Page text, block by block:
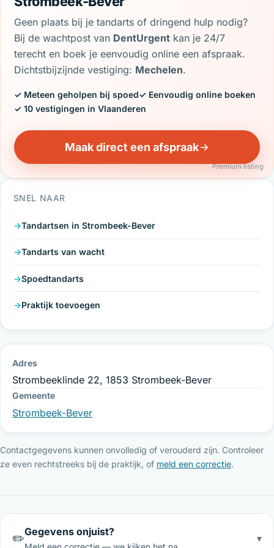
Geen plaats bij je tandarts of dringend hulp nodig?
Bij de wachtpost van DentUrgent kan je 24/7
terecht en boek je eenvoudig online een afspraak.
Dichtstbijzijnde vestiging: Mechelen.
✓ Meteen geholpen bij spoed✓ Eenvoudig online boeken
✓ 10 vestigingen in Vlaanderen
Maak direct een afspraak
Premium listing
SNEL NAAR
Tandartsen in Strombeek-Bever
Tandarts van wacht
Spoedtandarts
Praktijk toevoegen
Adres
Strombeeklinde 22, 1853 Strombeek-Bever
Gemeente
Strombeek-Bever
Contactgegevens kunnen onvolledig of verouderd zijn. Controleer
ze even rechtstreeks bij de praktijk, of meld een correctie.
✏️Gegevens onjuist?
▾